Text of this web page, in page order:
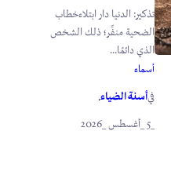
تذكير: الدنيا دار ابتلاءخطاب
الضحية منفِّر؛ ذلك الشخص
الذي دائمًا...
أسماء
فيأسنة الضياء.
_5 _أغسطس _2026